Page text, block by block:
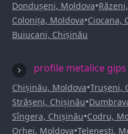
Dondușeni, Moldova•
Colonița, Moldova•Ciocana,
Buiucani, Chișinău
profile metalice
Chișinău, Moldova•Trușeni,
Strășeni, Chișinău•
Sîngera, Chișinău•Codru,
Orhei, Moldova•Telenești,